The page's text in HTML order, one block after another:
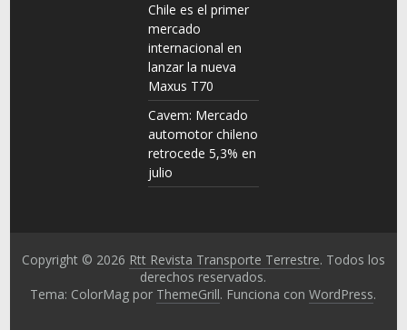
Chile es el primer
mercado
internacional en
lanzar la nueva
Maxus T70
Cavem: Mercado
automotor chileno
retrocede 5,3% en
julio
Copyright © 2026 Rtt Revista Transporte Terrestre. Todos los
derechos reservados.
Tema: ColorMag por ThemeGrill. Funciona conWordPress.